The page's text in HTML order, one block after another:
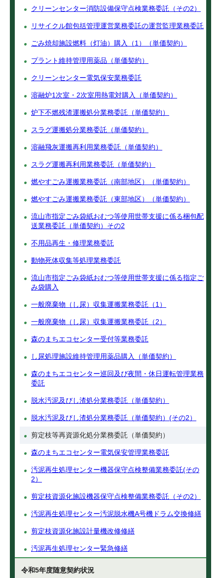
クリーンセンター消防設備保守点検業務委託（その2）
リサイクル館包括管理運営業務委託の運営監理業務委託
ごみ焼却施設燃料（灯油）購入（1）（単価契約）
プラント維持管理用薬品（単価契約）
クリーンセンター電気保安業務委託
溶融炉1次室・2次室用熱電対購入（単価契約）
炉下不燃残渣運搬処分業務委託（単価契約）
スラグ運搬処分業務委託（単価契約）
溶融飛灰運搬再利用業務委託（単価契約）
スラグ運搬再利用業務委託（単価契約）
燃やすごみ運搬業務委託（南部地区）（単価契約）
燃やすごみ運搬業務委託（東部地区）（単価契約）
流山市指定ごみ袋紙おむつ等使用世帯支援に係る梱包配
送業務委託（単価契約）その2
不用品再生・修理業務委託
動物死体収集等処理業務委託
流山市指定ごみ袋紙おむつ等使用世帯支援に係る指定ご
み袋購入
一般廃棄物（し尿）収集運搬業務委託（1）
一般廃棄物（し尿）収集運搬業務委託（2）
森のまちエコセンター受付等業務委託
し尿処理施設維持管理用薬品購入（単価契約）
森のまちエコセンター巡回及び夜間・休日運転管理業務
委託
脱水汚泥及びし渣処分業務委託（単価契約）
脱水汚泥及びし渣処分業務委託（単価契約）(その2）
剪定枝等再資源化処分業務委託（単価契約）
森のまちエコセンター電気保安管理業務委託
汚泥再生処理センター機器保守点検整備業務委託(その
2）
剪定枝資源化施設機器保守点検整備業務委託（その2）
汚泥再生処理センター汚泥脱水機A号機ドラム交換修繕
剪定枝資源化施設計量機改修修繕
汚泥再生処理センター緊急修繕
令和5年度随意契約状況